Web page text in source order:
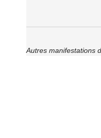
Autres manifestations